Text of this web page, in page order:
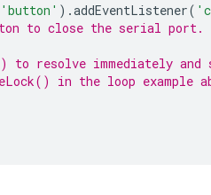
'button' ).addEventListener(
to close the serial port.
to resolve immediately and
in the loop example